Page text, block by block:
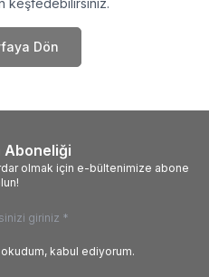
Dön
Aboneliği
olmak için e-bültenimize abone
okudum, kabul ediyorum.